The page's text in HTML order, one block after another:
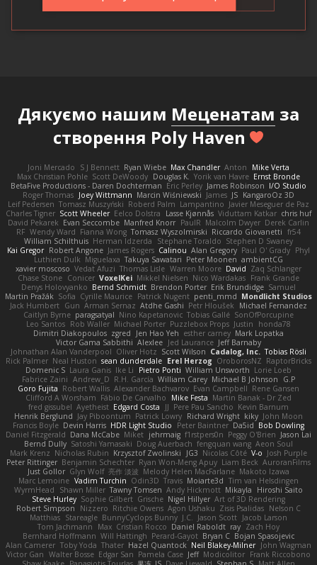
Дякуємо нашим Меценатам за
створення Poly Haven
Joni Mercado S J Bennett Ryan Wiebe Max Chandler Anton
Mike Verta
Max Christian Pohle Scott DeWoody Douglas K. Yorik van Havre Ernst Bronde
BetaFive Productions - Daren Dochterman Eric Perley James Robinson I/O Studio
Roger Thomas Joey Wittmann Marcin Wiśniewski James JS KangaroOz 3D
Leif Pedersen Tomasz Muszyński Roberd Palm Lampantino Javier Meseguer de Paz
Charles Tigner Scott Wheeler Eelco Dolstra Lasse Kjønnås Viduttam Katkar chris huf
David Pekarek Evan Seccombe Manfred Knorr PaulR Malcolm Dwyer Derek Carlin
RF Wendy Ward Fianna Wong Tomasz Wyszolmirski Riccardo Giovanetti fr54
William Schilthuis Herman Idzerda Stephane Toraldo Stephen D Swaney
Kai Gregor Robert Angone James Rogers Calinou Alan Gregory Paul O' Grady Phyl
Luthien Dulk Miguelaxa Takuya Sawatari Peter Moonen ambientCG
xavier moscoso Vedat Afuzi Thomas Lisle Warren Moore David Zaq Schlanger
Chase Stone Conicer VoxelKei Mikkel Nielsen Nico Wardakas Frank Grande
Denys Holovyanko Bernd Schmidt Brendon Porter Erik Brundidge Samuel
Martin Pražák Sofia Cyrille Maurice Patrick Nugent penti_mmd Mondlicht Studios
Jack Humbert Gun Arman Sernaz Atdhe Gashi Petr Hloušek
Michael Fernandez
Caitlyn Byrne paragsatyal Nino Kapetanovic Tobias Gallé SonOfPorcupine
Leo Santos Rob Waller Michael Porter Puzzlebox Props Justin
honda78
Dimitri Diakopoulos zgred Jen Hao Yeh esther carney Mark Lopatka
Victor Gama Sabbithi Alexlee Jed Laurance Jeff Barnaby
Johnathan Alan Vanderpool Oliver Hotz Scott Wilson Cadalog, Inc. Tobias Rösli
Rick Palmer Neal Huston sean dunderdale Erel Herzog OroborosNZ RaptorBricks
Domenic S Laura Ganis Ike Li Pietro Ponti William Unsworth Lorie Loeb
Fabrice Zaini Andrew_D R.H. García William Carey Michael B Johnson
G.P
Goro Fujita Robert Wallis Alexander Bachvarov Evan Campbell Rene Gansen
Clifford A Worsham Fábio De Carvalho Mike Festa Martin Banak - Dr Zed
fred gissubel Ayetheist Edgard Costa JJ Pere Pau Sancho Kevin Barnum
Henrik Berglund Jay Piboontum Patrick Lowry Richard Wright kiky John Moon
Francis Boyle Devin Harris HDR Light Studio Peter Baintner Da5id Bob Dowling
Daniel Fitzgerald Dana McCabe Miket jehrmaig f1rstpers0n Peggy O'Brien Jason Lai
Bernd Dully Satoshi Yamasaki Doug Auerbach fengquan wang Aeon Soul
Mark Krenz Nicholas Rubin Krzysztof Zwolinski JG3 Nicolas Côté V-o Josh Purple
Peter Rittinger Benjamin Schechter Ryan Won-Meng Apuy Liam Beck AuroranFilms
Just Gollor Glyn Wolf 亮作 淡波 Melody Helen MacFarlane Makoto Izawa
Marc Lemoine Vadim Turchin Odin3D Travis Moiarte3d Tim van Helsdingen
WyrmHead
Shawn Miller Tawny Tomsen Andy Hickmott Mikayla
Hiroshi Saito
Steve Hurley Sophie Gilbert Grische Nigel Hillyer Art of 3D Rendering
Robert Simpson
Nizzero Ritchie Owens Agon Ushaku Zisis Psalidas Nelson C
Matthias Stareagle BunnyCyclops Bunny J.C. Jason Scott Jacob Larson
Tom Jachmann
Max Cristian Rocco Daniel Raboldt ray Zach Hoy
Bernhard Hoffmann Will Hattingh Perard-Gayot Bryan C Bojan Spasojevic
Alan Camerer Toby Yoda Thater Hazel Quantock Neil Blakey-Milner John Wagman
Victor Gan Walter Bosse Edgar San Pamela Case Jeff Modicolitor Frank Riccobono